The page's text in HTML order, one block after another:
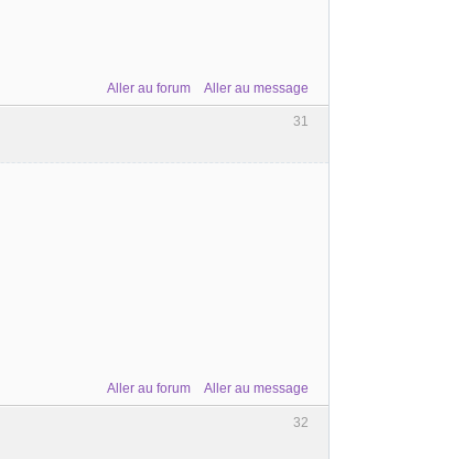
Aller au forum Aller au message
31
Aller au forum Aller au message
32